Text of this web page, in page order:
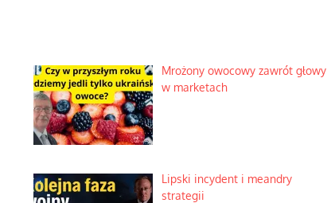
Mrożony owocowy zawrót głowy
w marketach
Lipski incydent i meandry
strategii